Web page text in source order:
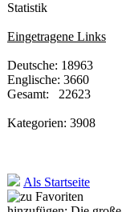
Statistik
Eingetragene Links
Deutsche: 18963
Englische: 3660
Gesamt: 22623
Kategorien: 3908
Als Startseite